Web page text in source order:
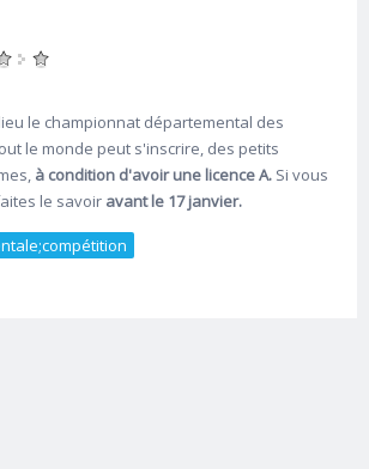
le championnat départemental des
le monde peut s'inscrire, des petits
à condition d'avoir une licence A. Si vous
le savoir avant le 17 janvier.